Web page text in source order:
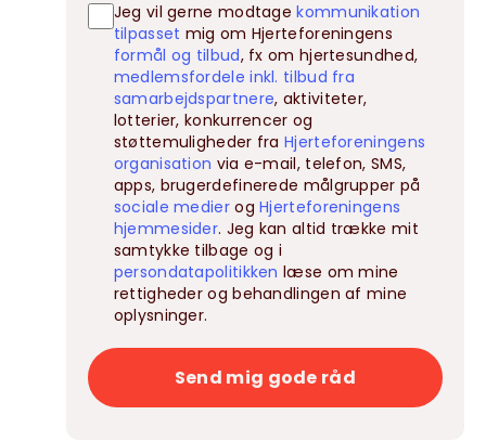
Jeg vil gerne modtagekommunikation
tilpasset mig om Hjerteforeningens
formål og tilbud, fx om hjertesundhed,
medlemsfordele inkl. tilbud fra
samarbejdspartnere, aktiviteter,
lotterier, konkurrencer og
støttemuligheder fraHjerteforeningens
organisation via e-mail, telefon, SMS,
apps, brugerdefinerede målgrupper på
sociale medierogHjerteforeningens
hjemmesider. Jeg kan altid trække mit
samtykke tilbage og i
persondatapolitikken læse om mine
rettigheder og behandlingen af mine
oplysninger.
Send mig gode råd